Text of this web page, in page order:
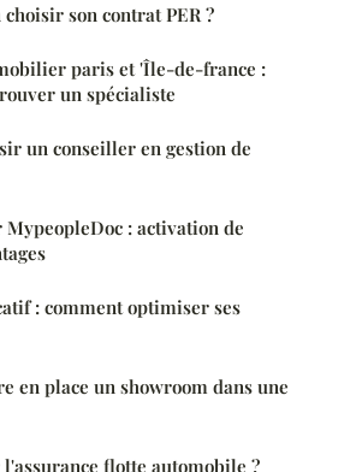
son contrat PER ?
paris et 'Île-de-france :
un spécialiste
un conseiller en gestion de
: activation de
: comment optimiser ses
en place un showroom dans une
flotte automobile ?